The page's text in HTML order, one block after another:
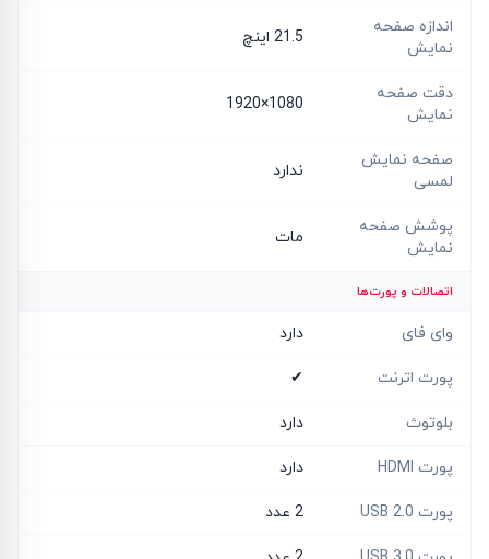
اندازه صفحه
نمایش
21.5 اینچ
دقت صفحه
نمایش
1080×1920
صفحه نمایش
لمسی
ندارد
پوشش صفحه
نمایش
مات
اتصالات و پورت‌ها
وای فای دارد
پورت اترنت ✔
بلوتوث دارد
پورت HDMI دارد
پورت USB 2.0 2 عدد